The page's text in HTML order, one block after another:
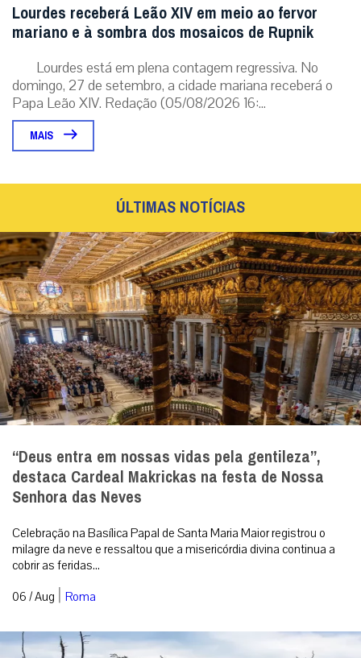
Lourdes receberá Leão XIV em meio ao fervor
mariano e à sombra dos mosaicos de Rupnik
Lourdes está em plena contagem regressiva. No
domingo, 27 de setembro, a cidade mariana receberá o
Papa Leão XIV. Redação (05/08/2026 16:...
MAIS
ÚLTIMAS NOTÍCIAS
“Deus entra em nossas vidas pela gentileza”,
destaca Cardeal Makrickas na festa de Nossa
Senhora das Neves
Celebração na Basílica Papal de Santa Maria Maior registrou o
milagre da neve e ressaltou que a misericórdia divina continua a
cobrir as feridas...
06 / Aug | Roma